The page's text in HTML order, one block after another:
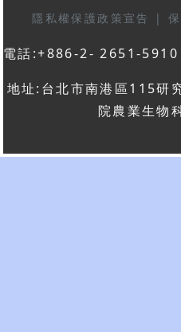
隱私權保護政策宣告 |
電話:+886-2- 2651-
地址:台北市南港區115研
院農業生物